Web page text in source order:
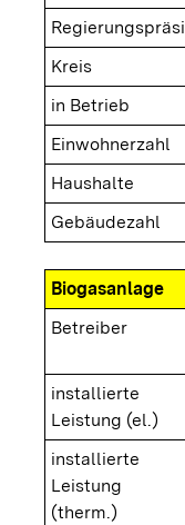
Kreis
in Betrieb
Einwohnerzahl
Haushalte
Gebäudezahl
Biogasanlage
Betreiber
installierte
Leistung (el.)
installierte
Leistung
(therm.)